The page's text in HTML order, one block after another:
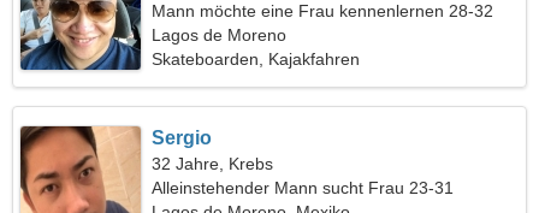
Mann möchte eine Frau kennenlernen 28-32
Lagos de Moreno
Skateboarden, Kajakfahren
Sergio
32 Jahre, Krebs
Alleinstehender Mann sucht Frau 23-31